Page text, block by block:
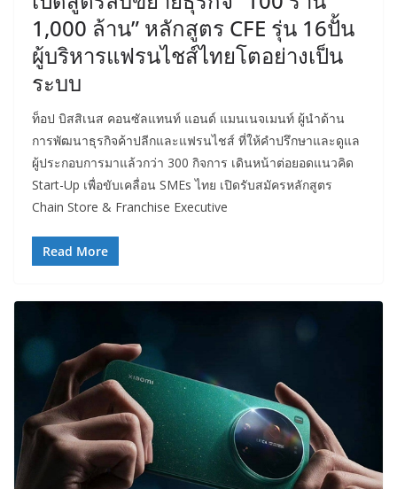
1,000 ล้าน” หลักสูตร CFE รุ่น 16ปั้น
ผู้บริหารแฟรนไชส์ไทยโตอย่างเป็น
ระบบ
ท็อป บิสสิเนส คอนซัลแทนท์ แอนด์ แมนเนจเมนท์ ผู้นำด้าน
การพัฒนาธุรกิจค้าปลีกและแฟรนไชส์ ที่ให้คำปรึกษาและดูแล
ผู้ประกอบการมาแล้วกว่า 300 กิจการ เดินหน้าต่อยอดแนวคิด
Start-Up เพื่อขับเคลื่อน SMEs ไทย เปิดรับสมัครหลักสูตร
Chain Store & Franchise Executive
Read More